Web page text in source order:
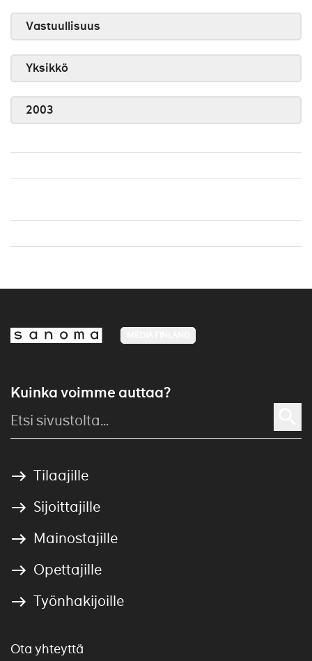
Vastuullisuus
Yksikkö
2003
Kuinka voimme auttaa?
Tilaajille
Sijoittajille
Mainostajille
Opettajille
Työnhakijoille
Ota yhteyttä